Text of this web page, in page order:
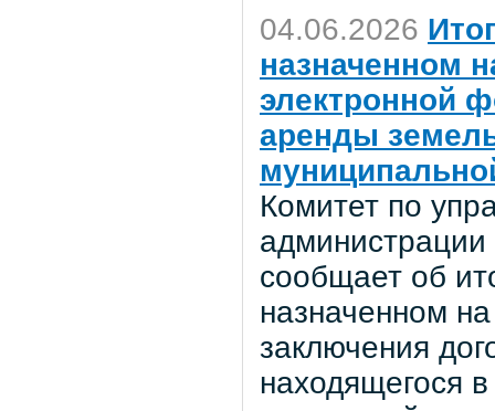
04.06.2026
назначенном
электронной
аренды
Комитет по
администрации
сообщает об
назначенном
заключения
находящегося